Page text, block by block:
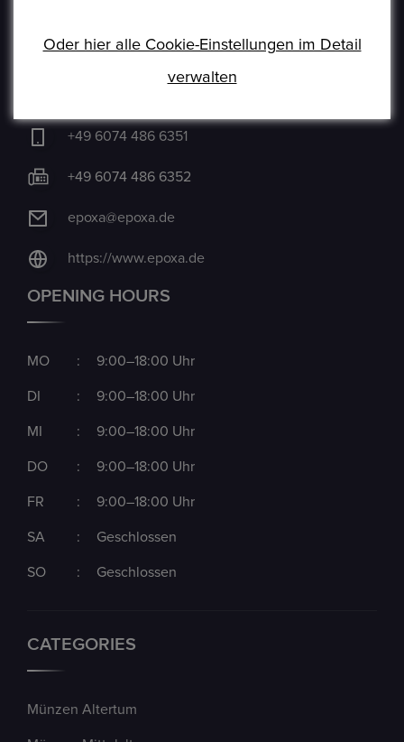
+49 6074 486 6351
+49 6074 486 6352
epoxa@epoxa.de
https://www.epoxa.de
OPENING HOURS
MO : 9:00–18:00 Uhr
DI : 9:00–18:00 Uhr
MI : 9:00–18:00 Uhr
DO : 9:00–18:00 Uhr
FR : 9:00–18:00 Uhr
SA : Geschlossen
SO : Geschlossen
CATEGORIES
Münzen Altertum
Oder hier alle Cookie-Einstellungen im Detail
verwalten